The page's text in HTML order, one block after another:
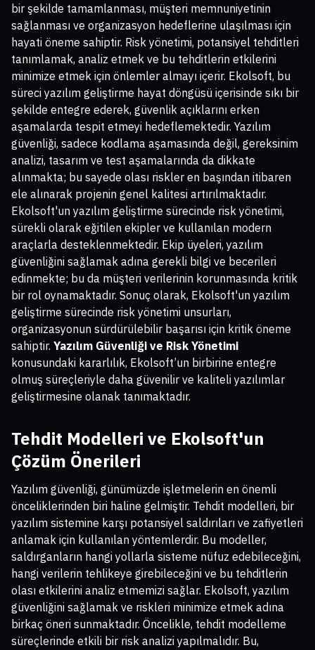
bir şekilde tamamlanması, müşteri memnuniyetinin
sağlanması ve organizasyon hedeflerine ulaşılması için
hayati öneme sahiptir. Risk yönetimi, potansiyel tehditleri
tanımlamak, analiz etmek ve bu tehditlerin etkilerini
minimize etmek için önlemler almayı içerir. Ekolsoft, bu
süreci yazılım geliştirme hayat döngüsü içerisinde sıkı bir
şekilde entegre ederek, güvenlik açıklarını erken
aşamalarda tespit etmeyi hedeflemektedir. Yazılım
güvenliği, sadece kodlama aşamasında değil, gereksinim
analizi, tasarım ve test aşamalarında da dikkate
alınmakta; bu sayede olası riskler en başından itibaren
ele alınarak projenin genel kalitesi artırılmaktadır.
Ekolsoft'un yazılım geliştirme sürecinde risk yönetimi,
sürekli olarak eğitilen ekipler ve kullanılan modern
araçlarla desteklenmektedir. Ekip üyeleri, yazılım
güvenliğini sağlamak adına gerekli bilgi ve becerileri
edinmekte; bu da müşteri verilerinin korunmasında kritik
bir rol oynamaktadır. Sonuç olarak, Ekolsoft'un yazılım
geliştirme sürecinde risk yönetimi unsurları,
organizasyonun sürdürülebilir başarısı için kritik öneme
sahiptir. Yazılım Güvenliği ve Risk Yönetimi
konusundaki kararlılık, Ekolsoft’un birbirine entegre
olmuş süreçleriyle daha güvenilir ve kaliteli yazılımlar
geliştirmesine olanak tanımaktadır.
Tehdit Modelleri ve Ekolsoft'un
Çözüm Önerileri
Yazılım güvenliği, günümüzde işletmelerin en önemli
önceliklerinden biri haline gelmiştir. Tehdit modelleri, bir
yazılım sistemine karşı potansiyel saldırıları ve zafiyetleri
anlamak için kullanılan yöntemlerdir. Bu modeller,
saldırganların hangi yollarla sisteme nüfuz edebileceğini,
hangi verilerin tehlikeye girebileceğini ve bu tehditlerin
olası etkilerini analiz etmemizi sağlar. Ekolsoft, yazılım
güvenliğini sağlamak ve riskleri minimize etmek adına
birkaç öneri sunmaktadır. Öncelikle, tehdit modelleme
süreçlerinde etkili bir risk analizi yapılmalıdır. Bu,